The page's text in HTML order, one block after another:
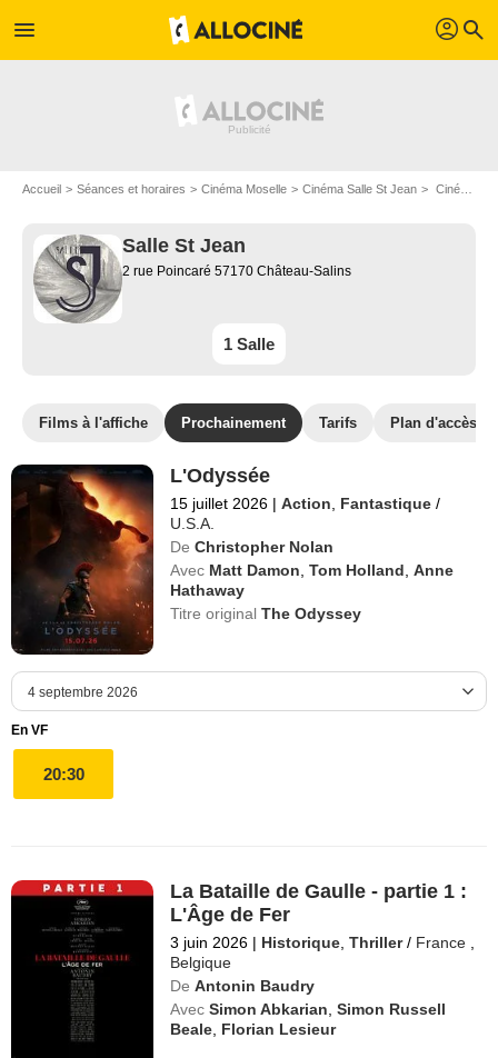
menu profil search
Accueil Séances et horaires Cinéma Moselle Cinéma Salle St Jean Cinéma Salle St Jean : Films bientôt à l'affiche
Salle St Jean
2 rue Poincaré 57170 Château-Salins
1 Salle
Films à l'affiche Prochainement Tarifs Plan d'accès
L'Odyssée
15 juillet 2026 | Action Fantastique /
U.S.A.
De Christopher Nolan
Avec Matt Damon ,Tom Holland ,Anne
Hathaway
Titre originalThe Odyssey
En VF
20:30
La Bataille de Gaulle - partie 1 :
L'Âge de Fer
3 juin 2026 | Historique ,Thriller / France
Belgique
De Antonin Baudry
Avec Simon Abkarian ,Simon Russell
Beale Florian Lesieur